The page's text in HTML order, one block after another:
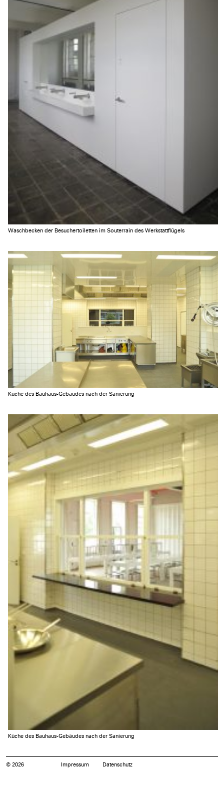
Waschbecken der Besuchertoiletten im Souterrain des Werkstattflügels
Küche des Bauhaus-Gebäudes nach der Sanierung
Küche des Bauhaus-Gebäudes nach der Sanierung
© 2026 Impressum Datenschutz